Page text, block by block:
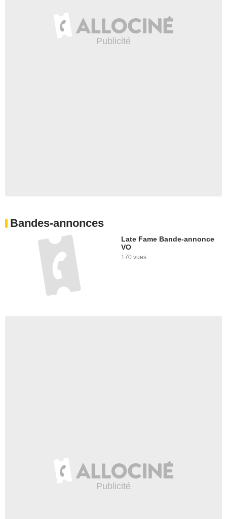
Bandes-annonces
Late Fame Bande-annonce
VO
170 vues